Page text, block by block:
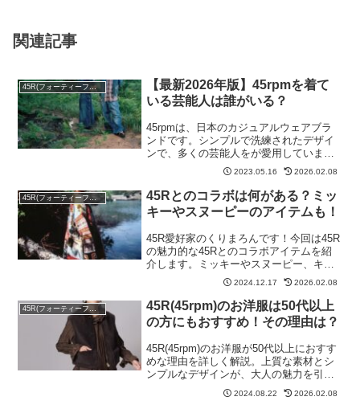
関連記事
45R(フォーティーファイブアール)
【最新2026年版】45rpmを着て
いる芸能人は誰がいる？
45rpmは、日本のカジュアルウェアブラ
ンドです。シンプルで洗練されたデザイ
ンで、多くの芸能人をが愛用していま
す。この記事では2023年最新版の45rpm
を着ている有名人をご紹介します。ぜひ
チェックしてみてください！
2023.05.16 2026.02.08
45R(フォーティーファイブアール)
45Rとのコラボは何がある？ミッ
キーやスヌーピーのアイテムも！
45R愛好家のくりまろんです！今回は45R
の魅力的な45Rとのコラボアイテムを紹
介します。ミッキーやスヌーピー、キテ
ィちゃんなどの人気キャラクターとの限
定アイテムもたくさんあるのでぜひご覧
ください！
2024.12.17 2026.02.08
45R(45rpm)のお洋服は50代以上
の方にもおすすめ！その理由は？
45R(45rpm)のお洋服が50代以上におすす
めな理由を詳しく解説。上質な素材とシ
ンプルなデザインが、大人の魅力を引き
立て、長く愛用できる秘訣をご紹介しま
2024.08.22 2026.02.08